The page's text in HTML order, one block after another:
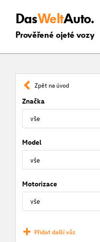
DasWeltAuto.
Prověřené ojeté vozy
Zpět na úvod
Značka
Model
Motorizace
Přidat další vůz